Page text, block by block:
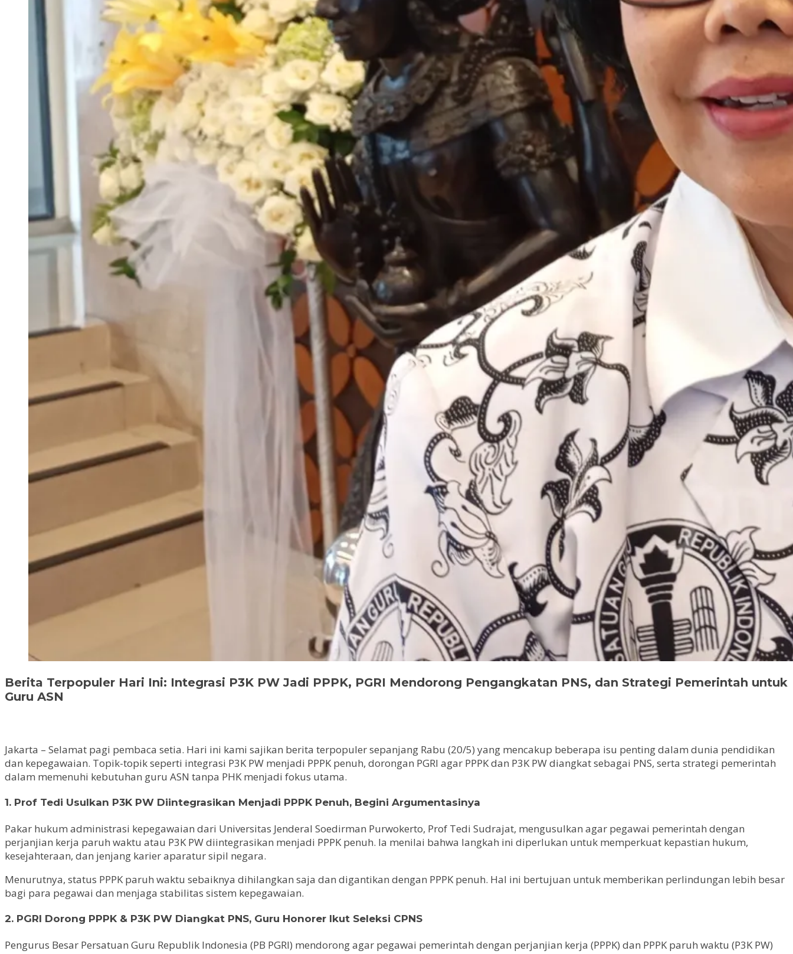
Berita Terpopuler Hari Ini: Integrasi P3K PW Jadi PPPK, PGRI Mendorong Pengangkatan PNS, dan Strategi Pemerintah untuk
Guru ASN
Jakarta – Selamat pagi pembaca setia. Hari ini kami sajikan berita terpopuler sepanjang Rabu (20/5) yang mencakup beberapa isu penting dalam dunia pendidikan
dan kepegawaian. Topik-topik seperti integrasi P3K PW menjadi PPPK penuh, dorongan PGRI agar PPPK dan P3K PW diangkat sebagai PNS, serta strategi pemerintah
dalam memenuhi kebutuhan guru ASN tanpa PHK menjadi fokus utama.
1. Prof Tedi Usulkan P3K PW Diintegrasikan Menjadi PPPK Penuh, Begini Argumentasinya
Pakar hukum administrasi kepegawaian dari Universitas Jenderal Soedirman Purwokerto, Prof Tedi Sudrajat, mengusulkan agar pegawai pemerintah dengan
perjanjian kerja paruh waktu atau P3K PW diintegrasikan menjadi PPPK penuh. Ia menilai bahwa langkah ini diperlukan untuk memperkuat kepastian hukum,
kesejahteraan, dan jenjang karier aparatur sipil negara.
Menurutnya, status PPPK paruh waktu sebaiknya dihilangkan saja dan digantikan dengan PPPK penuh. Hal ini bertujuan untuk memberikan perlindungan lebih besar
bagi para pegawai dan menjaga stabilitas sistem kepegawaian.
2. PGRI Dorong PPPK & P3K PW Diangkat PNS, Guru Honorer Ikut Seleksi CPNS
Pengurus Besar Persatuan Guru Republik Indonesia (PB PGRI) mendorong agar pegawai pemerintah dengan perjanjian kerja (PPPK) dan PPPK paruh waktu (P3K PW)